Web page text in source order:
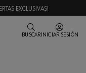
EXCLUSIVAS!
BUSCAR INICIAR SESIÓN